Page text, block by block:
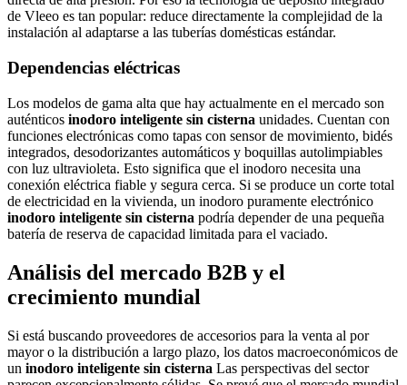
de Vleeo es tan popular: reduce directamente la complejidad de la
instalación al adaptarse a las tuberías domésticas estándar.
Dependencias eléctricas
Los modelos de gama alta que hay actualmente en el mercado son
auténticos inodoro inteligente sin cisterna unidades. Cuentan con
funciones electrónicas como tapas con sensor de movimiento, bidés
integrados, desodorizantes automáticos y boquillas autolimpiables
con luz ultravioleta. Esto significa que el inodoro necesita una
conexión eléctrica fiable y segura cerca. Si se produce un corte total
de electricidad en la vivienda, un inodoro puramente electrónico
inodoro inteligente sin cisterna podría depender de una pequeña
batería de reserva de capacidad limitada para el vaciado.
Análisis del mercado B2B y el
crecimiento mundial
Si está buscando proveedores de accesorios para la venta al por
mayor o la distribución a largo plazo, los datos macroeconómicos de
un inodoro inteligente sin cisterna Las perspectivas del sector